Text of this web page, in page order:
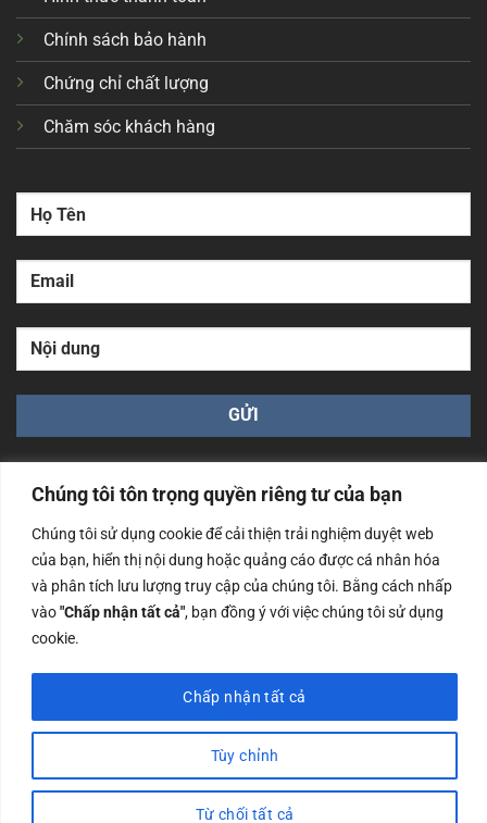
Chúng tôi tôn trọng quyền riêng tư của bạn
Chúng tôi sử dụng cookie để cải thiện trải nghiệm duyệt web
của bạn, hiển thị nội dung hoặc quảng cáo được cá nhân hóa
và phân tích lưu lượng truy cập của chúng tôi. Bằng cách nhấp
vào"Chấp nhận tất cả", bạn đồng ý với việc chúng tôi sử dụng
cookie.
Tùy chỉnh
Từ chối tất cả
Chấp nhận tất cả
Chính sách bảo hành
Chứng chỉ chất lượng
Chăm sóc khách hàng
Công ty TNHH Nam Bình Xương - Số ĐKKD: 0108783483
cấp ngày 14/06/2019 bởi Sở Kế Hoạch và Đầu Tư Tp. Hà
Nội
Copyrights @2023 Nam Binh Xuong. All Rights Reserved